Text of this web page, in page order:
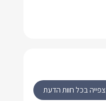
צפייה בכל חוות הדעת